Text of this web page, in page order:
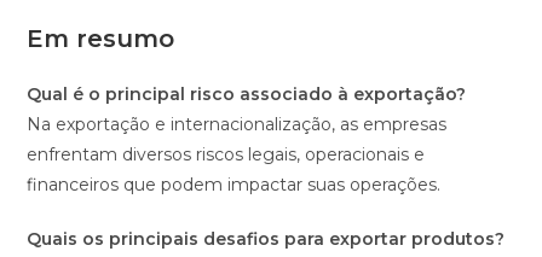
Em resumo
Qual é o principal risco associado à exportação?
Na exportação e internacionalização, as empresas
enfrentam diversos riscos legais, operacionais e
financeiros que podem impactar suas operações.
Quais os principais desafios para exportar produtos?